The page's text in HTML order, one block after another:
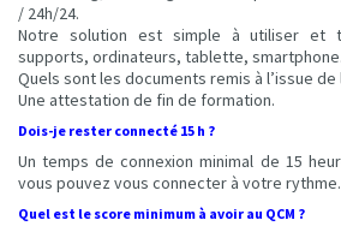
/ 24h/24.
Notre solution est simple à utiliser et
supports, ordinateurs, tablette, smartphone.
Quels sont les documents remis à l’issue de
Une attestation de fin de formation.
Dois-je rester connecté 15 h ?
Un temps de connexion minimal de 15
vous pouvez vous connecter à votre rythme.
Quel est le score minimum à avoir au QCM ?